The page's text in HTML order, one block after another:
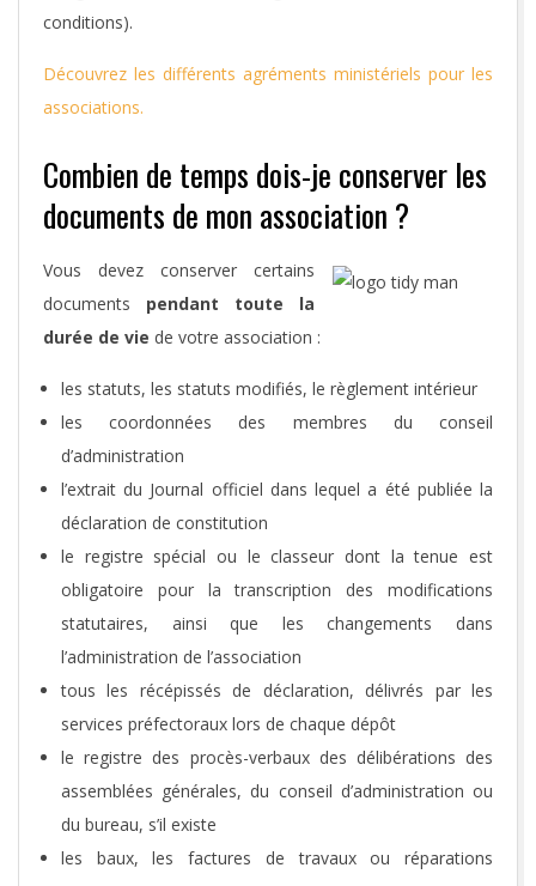
conditions).
Découvrez les différents agréments ministériels pour les
associations.
Combien de temps dois-je conserver les
documents de mon association ?
Vous devez conserver certains
documents pendant toute la
durée de vie de votre association :
les statuts, les statuts modifiés, le règlement intérieur
les coordonnées des membres du conseil
d’administration
l’extrait du Journal officiel dans lequel a été publiée la
déclaration de constitution
le registre spécial ou le classeur dont la tenue est
obligatoire pour la transcription des modifications
statutaires, ainsi que les changements dans
l’administration de l’association
tous les récépissés de déclaration, délivrés par les
services préfectoraux lors de chaque dépôt
le registre des procès-verbaux des délibérations des
assemblées générales, du conseil d’administration ou
du bureau, s’il existe
les baux, les factures de travaux ou réparations